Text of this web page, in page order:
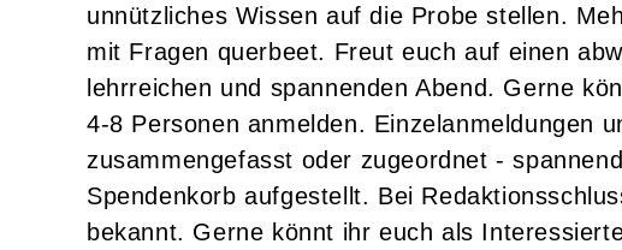
unnützliches Wissen auf die Probe stellen.
mit Fragen querbeet. Freut euch auf einen
lehrreichen und spannenden Abend. Gerne
4-8 Personen anmelden. Einzelanmeldungen
zusammengefasst oder zugeordnet -
Spendenkorb aufgestellt. Bei
bekannt. Gerne könnt ihr euch als